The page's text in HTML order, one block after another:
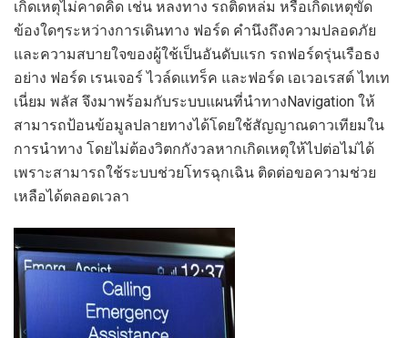
เกิดเหตุไม่คาดคิด เช่น หลงทาง รถติดหล่ม หรือเกิดเหตุขัด
ข้องใดๆระหว่างการเดินทาง ฟอร์ด คำนึงถึงความปลอดภัย
และความสบายใจของผู้ใช้เป็นอันดับแรก รถฟอร์ดรุ่นเรือธง
อย่าง ฟอร์ด เรนเจอร์ ไวล์ดแทร็ค และฟอร์ด เอเวอเรสต์ ไทเท
เนี่ยม พลัส จึงมาพร้อมกับระบบแผนที่นำทางNavigation ให้
สามารถป้อนข้อมูลปลายทางได้โดยใช้สัญญาณดาวเทียมใน
การนำทาง โดยไม่ต้องวิตกกังวลหากเกิดเหตุให้ไปต่อไม่ได้
เพราะสามารถใช้ระบบช่วยโทรฉุกเฉิน ติดต่อขอความช่วย
เหลือได้ตลอดเวลา